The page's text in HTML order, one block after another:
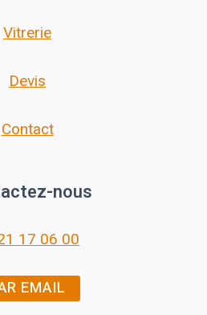
Vitrerie
Devis
Contact
nous
17 06 00
EMAIL